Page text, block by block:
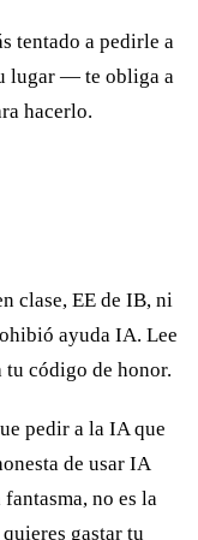
tentado a pedirle a
lugar — te obliga a
hacerlo.
clase, EE de IB, ni
ayuda IA. Lee
código de honor.
pedir a la IA que
de usar IA
no es la
gastar tu